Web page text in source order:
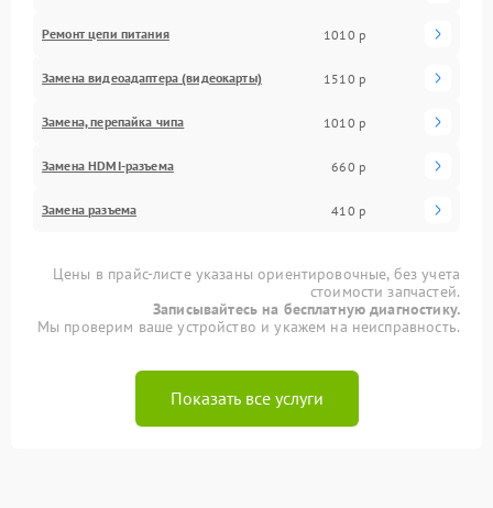
Ремонт цепи питания 1010 р
Замена видеоадаптера (видеокарты) 1510 р
Замена, перепайка чипа 1010 р
Замена HDMI-разъема 660 р
Замена разъема 410 р
Цены в прайс-листе указаны ориентировочные, без учета
стоимости запчастей.
Записывайтесь на бесплатную диагностику.
Мы проверим ваше устройство и укажем на неисправность.
Показать все услуги